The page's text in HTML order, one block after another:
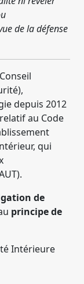
de la défense
depuis 2012
au Code
qui
de
principe de
Intérieure